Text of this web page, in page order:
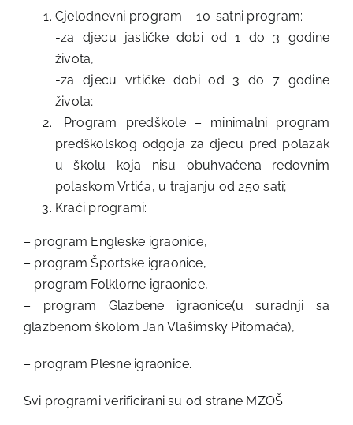
Cjelodnevni program – 10-satni program:
-za djecu jasličke dobi od 1 do 3 godine
života,
-za djecu vrtičke dobi od 3 do 7 godine
života;
Program predškole – minimalni program
predškolskog odgoja za djecu pred polazak
u školu koja nisu obuhvaćena redovnim
polaskom Vrtića, u trajanju od 250 sati;
Kraći programi:
– program Engleske igraonice,
– program Športske igraonice,
– program Folklorne igraonice,
– program Glazbene igraonice(u suradnji sa
glazbenom školom Jan Vlašimsky Pitomača),
– program Plesne igraonice.
Svi programi verificirani su od strane MZOŠ.